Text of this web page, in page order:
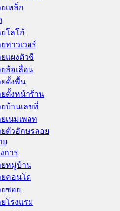
เหล็ก
โลโก้
ทาวเวอร์
แผงตัวซี
ล้อเลื่อน
ยตั้งพื้น
ยตั้งหน้าร้าน
บ้านเลขที่
เนมเพลท
ยตัวอักษรลอย
ย
การ
ยหมู่บ้าน
ยคอนโด
ยซอย
โรงแรม